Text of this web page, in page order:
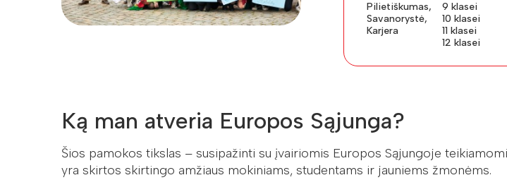
Pilietiškumas,
Savanorystė,
Karjera
9 klasei
10 klasei
11 klasei
12 klasei
Ką man atveria Europos Sąjunga?
Šios pamokos tikslas – susipažinti su įvairiomis Europos Sąjungoje
yra skirtos skirtingo amžiaus mokiniams, studentams ir jauniems žmonėms.